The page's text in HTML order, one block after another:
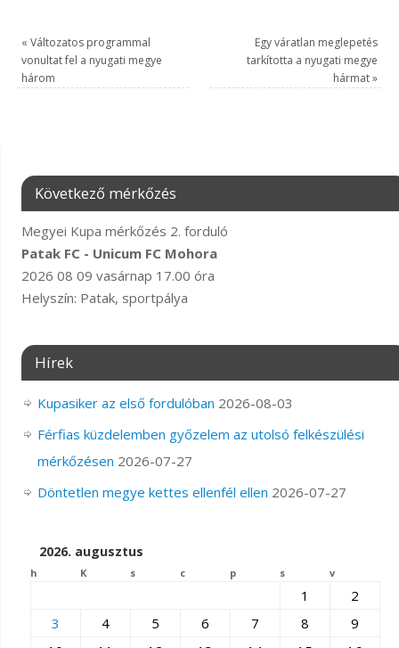
« Változatos programmal
vonultat fel a nyugati megye
három
Egy váratlan meglepetés
tarkította a nyugati megye
hármat»
Következő mérkőzés
Megyei Kupa mérkőzés 2. forduló
Patak FC - Unicum FC Mohora
2026 08 09 vasárnap 17.00 óra
Helyszín: Patak, sportpálya
Hírek
Kupasiker az első fordulóban 2026-08-03
Férfias küzdelemben győzelem az utolsó felkészülési
mérkőzésen 2026-07-27
Döntetlen megye kettes ellenfél ellen 2026-07-27
2026. augusztus
h K s c p s v
1
2
3
4 5 6 7 8
9